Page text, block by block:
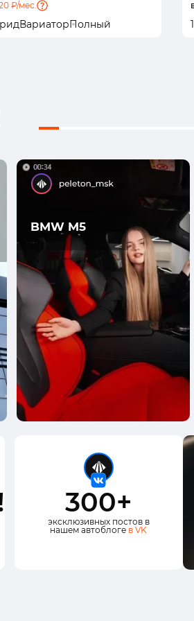
₽/мес.
ВариаторПолный
BMW M5
300+
эксклюзивных постов в
нашем автоблоге в VK